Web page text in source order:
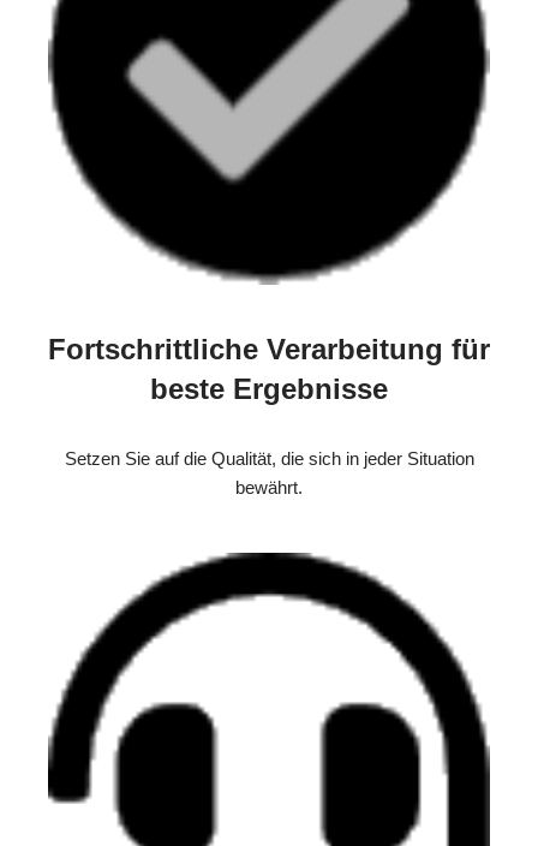
Fortschrittliche Verarbeitung für
beste Ergebnisse
Setzen Sie auf die Qualität, die sich in jeder Situation
bewährt.